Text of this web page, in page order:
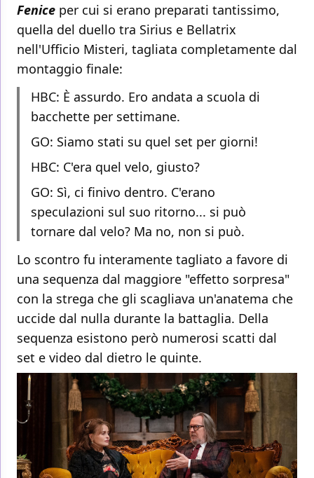
Fenice per cui si erano preparati tantissimo,
quella del duello tra Sirius e Bellatrix
nell'Ufficio Misteri, tagliata completamente dal
montaggio finale:
HBC: È assurdo. Ero andata a scuola di
bacchette per settimane.
GO: Siamo stati su quel set per giorni!
HBC: C'era quel velo, giusto?
GO: Sì, ci finivo dentro. C'erano
speculazioni sul suo ritorno... si può
tornare dal velo? Ma no, non si può.
Lo scontro fu interamente tagliato a favore di
una sequenza dal maggiore "effetto sorpresa"
con la strega che gli scagliava un'anatema che
uccide dal nulla durante la battaglia. Della
sequenza esistono però numerosi scatti dal
set e video dal dietro le quinte.